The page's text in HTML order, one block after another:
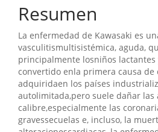
del
artículo
Resumen
La enfermedad de Kawasaki es
vasculitismultisistémica, aguda,
principalmente losniños lactantes
convertido enla primera causa de
adquiridaen los países
autolimitada,pero suele dañar
calibre,especialmente las
gravessecuelas e, incluso, la